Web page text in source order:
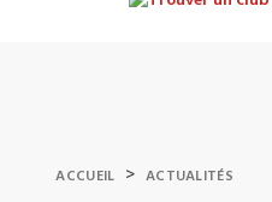
ACCUEIL > ACTUALITÉS